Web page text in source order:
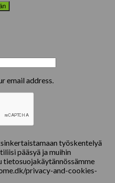
email address.
työskentelyä
pääsyä ja muihin
privacy-and-cookies-